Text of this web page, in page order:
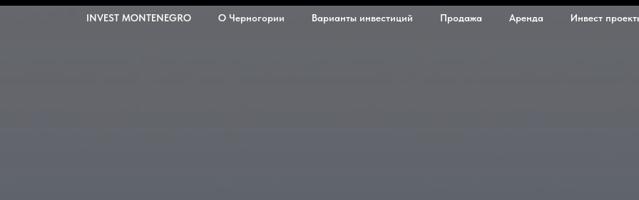
INVEST MONTENEGRO О Черногории Варианты инвестиций Продажа Аренда Инвест